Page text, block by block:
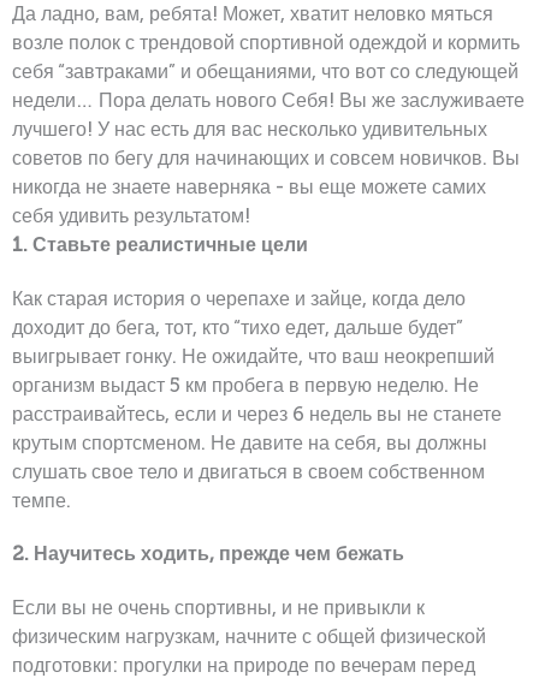
Да ладно, вам, ребята! Может, хватит неловко мяться
возле полок с трендовой спортивной одеждой и кормить
себя “завтраками” и обещаниями, что вот со следующей
недели… Пора делать нового Себя! Вы же заслуживаете
лучшего! У нас есть для вас несколько удивительных
советов по бегу для начинающих и совсем новичков. Вы
никогда не знаете наверняка - вы еще можете самих
себя удивить результатом!
1. Ставьте реалистичные цели
Как старая история о черепахе и зайце, когда дело
доходит до бега, тот, кто “тихо едет, дальше будет”
выигрывает гонку. Не ожидайте, что ваш неокрепший
организм выдаст 5 км пробега в первую неделю. Не
расстраивайтесь, если и через 6 недель вы не станете
крутым спортсменом. Не давите на себя, вы должны
слушать свое тело и двигаться в своем собственном
темпе.
2. Научитесь ходить, прежде чем бежать
Если вы не очень спортивны, и не привыкли к
физическим нагрузкам, начните с общей физической
подготовки: прогулки на природе по вечерам перед